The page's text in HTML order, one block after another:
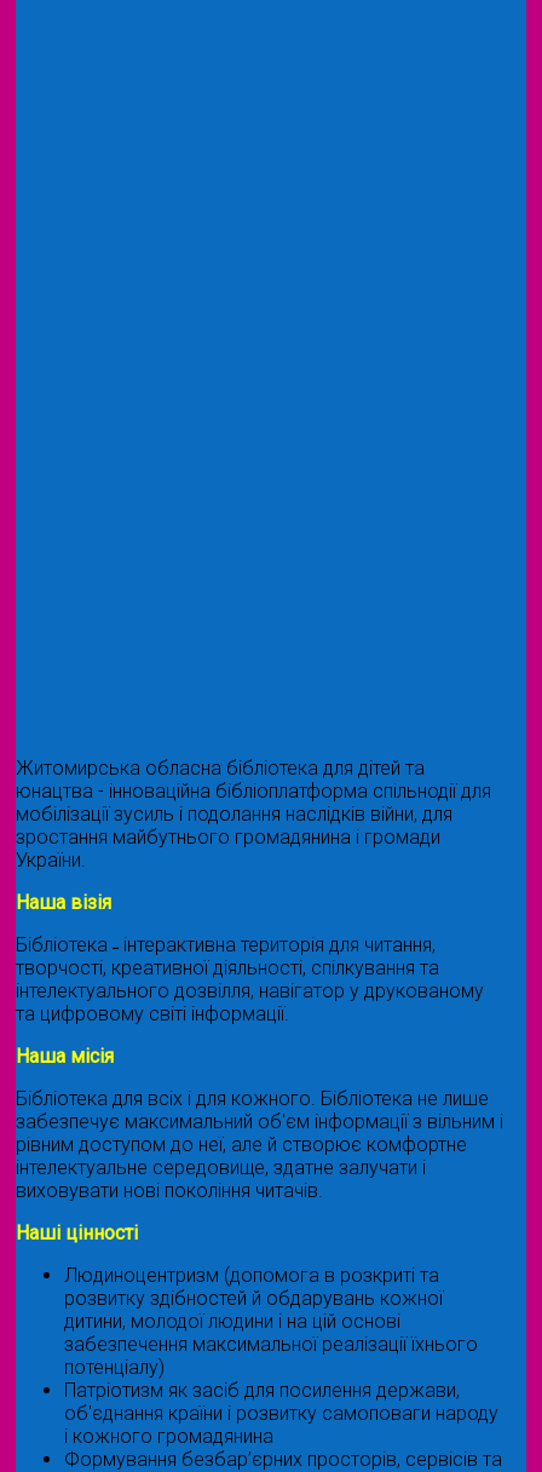
Житомирська обласна бібліотека для дітей та
юнацтва - інноваційна бібліоплатформа спільнодії для
мобілізації зусиль і подолання наслідків війни, для
зростання майбутнього громадянина і громади
України.
Наша візія
Бібліотека ˗ інтерактивна територія для читання,
творчості, креативної діяльності, спілкування та
інтелектуального дозвілля, навігатор у друкованому
та цифровому світі інформації.
Наша місія
Бібліотека для всіх і для кожного. Бібліотека не лише
забезпечує максимальний об'єм інформації з вільним і
рівним доступом до неї, але й створює комфортне
інтелектуальне середовище, здатне залучати і
виховувати нові покоління читачів.
Наші цінності
Людиноцентризм (допомога в розкриті та
розвитку здібностей й обдарувань кожної
дитини, молодої людини і на цій основі
забезпечення максимальної реалізації їхнього
потенціалу)
Патріотизм як засіб для посилення держави,
об'єднання країни і розвитку самоповаги народу
і кожного громадянина
Формування безбар’єрних просторів, сервісів та